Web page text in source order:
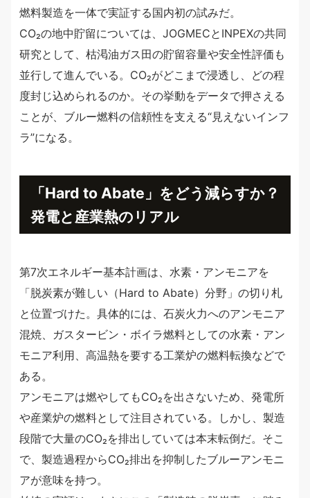
燃料製造を一体で実証する国内初の試みだ。
CO₂の地中貯留については、JOGMECとINPEXの共同
研究として、枯渇油ガス田の貯留容量や安全性評価も
並行して進んでいる。CO₂がどこまで浸透し、どの程
度封じ込められるのか。その挙動をデータで押さえる
ことが、ブルー燃料の信頼性を支える“見えないインフ
ラ”になる。
「Hard to Abate」をどう減らすか？
発電と産業熱のリアル
第7次エネルギー基本計画は、水素・アンモニアを
「脱炭素が難しい（Hard to Abate）分野」の切り札
と位置づけた。具体的には、石炭火力へのアンモニア
混焼、ガスタービン・ボイラ燃料としての水素・アン
モニア利用、高温熱を要する工業炉の燃料転換などで
ある。
アンモニアは燃やしてもCO₂を出さないため、発電所
や産業炉の燃料として注目されている。しかし、製造
段階で大量のCO₂を排出していては本末転倒だ。そこ
で、製造過程からCO₂排出を抑制したブルーアンモニ
アが意味を持つ。